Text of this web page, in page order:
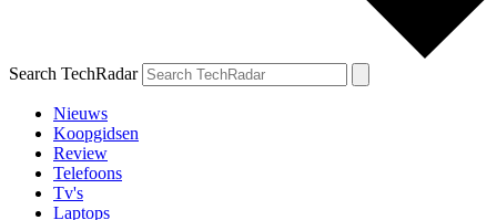
Search TechRadar
Nieuws
Koopgidsen
Review
Telefoons
Tv's
Laptops